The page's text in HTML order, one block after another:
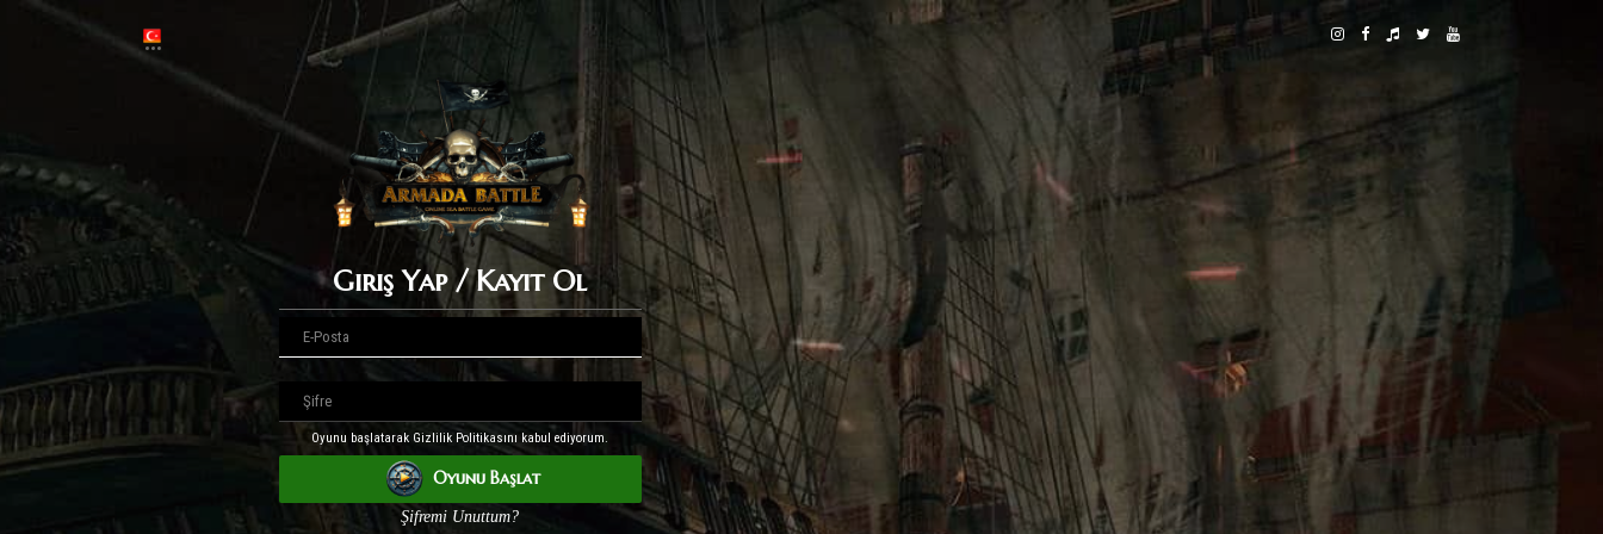
Giriş Yap / Kayıt Ol
Oyunu başlatarak Gizlilik Politikasını kabul ediyorum.
Oyunu Başlat
Şifremi Unuttum?